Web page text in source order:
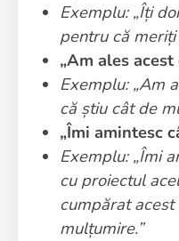
Exemplu: „Îți
pentru că meriți
„Am ales
Exemplu: „Am
că știu cât de
„Îmi amintesc
Exemplu: „Îmi
cu proiectul
cumpărat
mulțumire.”